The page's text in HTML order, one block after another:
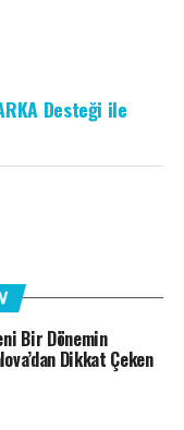
Desteği ile
Bir Dönemin
Dikkat Çeken